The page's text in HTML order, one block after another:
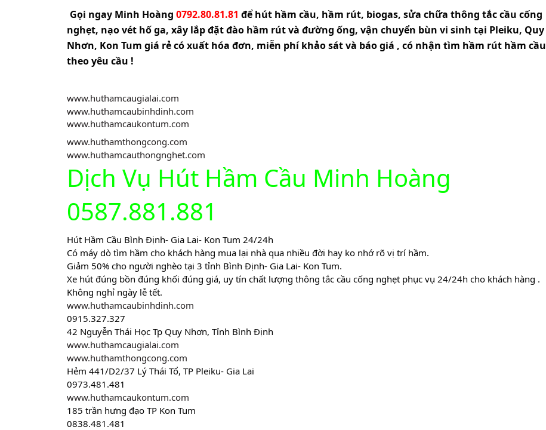
Gọi ngay Minh Hoàng 0792.80.81.81 để hút hầm cầu, hầm rút, biogas, sửa chữa thông tắc cầu cống
nghẹt, nạo vét hố ga, xây lắp đặt đào hầm rút và đường ống, vận chuyển bùn vi sinh tại Pleiku, Quy
Nhơn, Kon Tum giá rẻ có xuất hóa đơn, miễn phí khảo sát và báo giá , có nhận tìm hầm rút hầm cầu
theo yêu cầu !
www.huthamcaugialai.com
www.huthamcaubinhdinh.com
www.huthamcaukontum.com
www.huthamthongcong.com
www.huthamcauthongnghet.com
Dịch Vụ Hút Hầm Cầu Minh Hoàng
0587.881.881
Hút Hầm Cầu Bình Định- Gia Lai- Kon Tum 24/24h
Có máy dò tìm hầm cho khách hàng mua lại nhà qua nhiều đời hay ko nhớ rõ vị trí hầm.
Giảm 50% cho người nghèo tại 3 tỉnh Bình Định- Gia Lai- Kon Tum.
Xe hút đúng bồn đúng khối đúng giá, uy tín chất lượng thông tắc cầu cống nghẹt phục vụ 24/24h cho khách hàng .
Không nghỉ ngày lễ tết.
www.huthamcaubinhdinh.com
0915.327.327
42 Nguyễn Thái Học Tp Quy Nhơn, Tỉnh Bình Định
www.huthamcaugialai.com
www.huthamthongcong.com
Hẻm 441/D2/37 Lý Thái Tổ, TP Pleiku- Gia Lai
0973.481.481
www.huthamcaukontum.com
185 trần hưng đạo TP Kon Tum
0838.481.481